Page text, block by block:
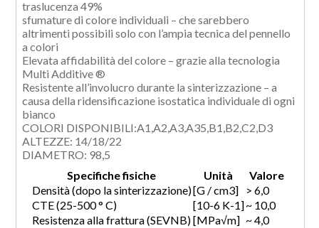
traslucenza 49%
sfumature di colore individuali – che sarebbero
altrimenti possibili solo con l’ampia tecnica del pennello
a colori
Elevata affidabilità del colore – grazie alla tecnologia
Multi Additive®
Resistente all’involucro durante la sinterizzazione – a
causa della ridensificazione isostatica individuale di ogni
bianco
COLORI DISPONIBILI:A1,A2,A3,A35,B1,B2,C2,D3
ALTEZZE: 14/18/22
DIAMETRO: 98,5
Specifiche fisiche
Unità
Valore
Densità (dopo la sinterizzazione)[G / cm3]
> 6,0
CTE (25-500 ° C)
[10-6 K-1]~ 10,0
Resistenza alla frattura (SEVNB)[MPa√m] ~ 4,0